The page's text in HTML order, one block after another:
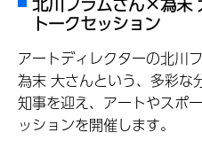
トークセッション
アートディレクターの北川
為末 大さんという、多彩な
知事を迎え、アートやスポ
ッションを開催します。